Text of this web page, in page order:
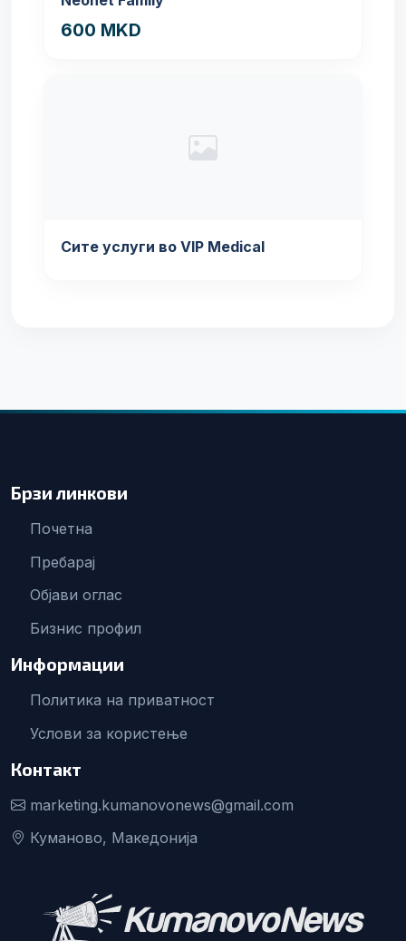
600 MKD
Сите услуги во VIP Medical
Брзи линкови
Почетна
Пребарај
Објави оглас
Бизнис профил
Информации
Политика на приватност
Услови за користење
Контакт
marketing.kumanovonews@gmail.com
Куманово, Македонија